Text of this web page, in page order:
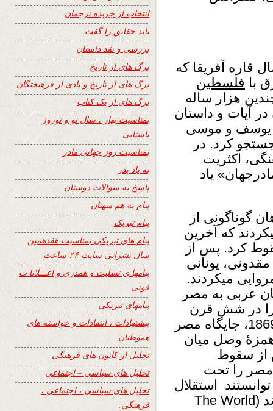
آفریقا که
با فلسطین
هزار ساله
در آیات و داستان
یوسف و موسی
کرد. در
اکثریت
یاد
گوناگونی از
که آخرین
سقوط کرد. پس از
یونانی
میکردند.
عربی به مصر
را در شش قرن
بعدی بدست گرفتند. ایجاد کانال سوئز در 1869، جایگاه مصر
همزۀ وصل میان
از سقوط
عثمانی، بریتانیا در سال 1882 مصر را تحت
در 1952 مصری‌ها توانستند استقلال
کامل شانرا مجدداً از انگلیس‌ها بدست آورند (The World
انتخاب از جریده ترجمان
باید حقایق را گفت
بررسی و نقد داستان
برگ های از تاریخ
برگ های از تاریخ و یادی از فرهیختگان
برگ های از یک کتاب
بمناسبت بهار ، سال نو و نوروز
باستانی
بمناسبت روز جهانی مادر
به یاد پدر
پاسخ به سوالات دوستان
پیام به هم میهنان
پیام تبریک
پیام های تبریکی بمناسبت هفدهمین
سال نشراتی سایت ۲۴ ساعت
پیامها ی تسلیت و همدری و اعـــلانا ت
فوتی
پیامهای تبریکی
پیشنهادات ، انتقادات و خواسته های
هموطنان
تجلیل از کانون های فرهنگی
تحلیل های سیاسی – اجتماعی
تحلیل های سیاسی ، اجتماعی ،
فرهنگی.